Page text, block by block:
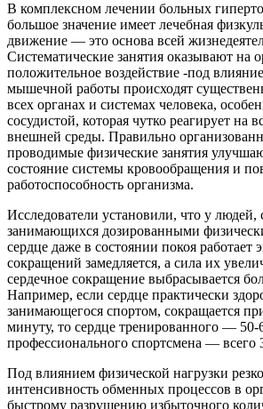
В комплексном лечении больных
большое значение имеет лечебная
движение — это основа всей
Систематические занятия оказывают на
положительное воздействие -под
мышечной работы происходят
всех органах и системах человека,
сосудистой, которая чутко реагирует на
внешней среды. Правильно
проводимые физические занятия
состояние системы кровообращения и
работоспособность организма.
Исследователи установили, что у людей,
занимающихся дозированными
сердце даже в состоянии покоя работает
сокращений замедляется, а сила их
сердечное сокращение выбрасывается
Например, если сердце практически
занимающегося спортом, сокращается
минуту, то сердце тренированного — 50-
профессионального спортсмена — всего
Под влиянием физической нагрузки резко
интенсивность обменных процессов в
быстрому разрушению избыточного